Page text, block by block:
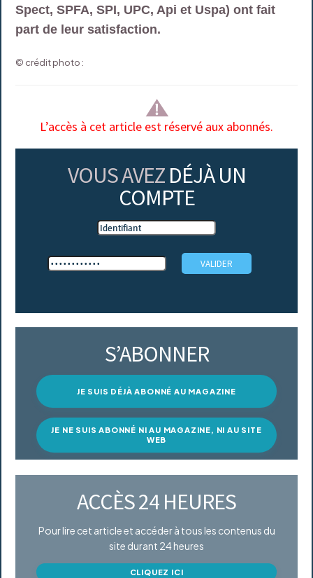
Spect, SPFA, SPI, UPC, Api et Uspa) ont fait
part de leur satisfaction.
© crédit photo :
L’accès à cet article est réservé aux abonnés.
VOUS AVEZ DÉJÀ UN
COMPTE
S’ABONNER
JE SUIS DÉJÀ ABONNÉ AU MAGAZINE
JE NE SUIS ABONNÉ NI AU MAGAZINE, NI AU SITE
WEB
ACCÈS 24 HEURES
Pour lire cet article et accéder à tous les contenus du
site durant 24 heures
CLIQUEZ ICI